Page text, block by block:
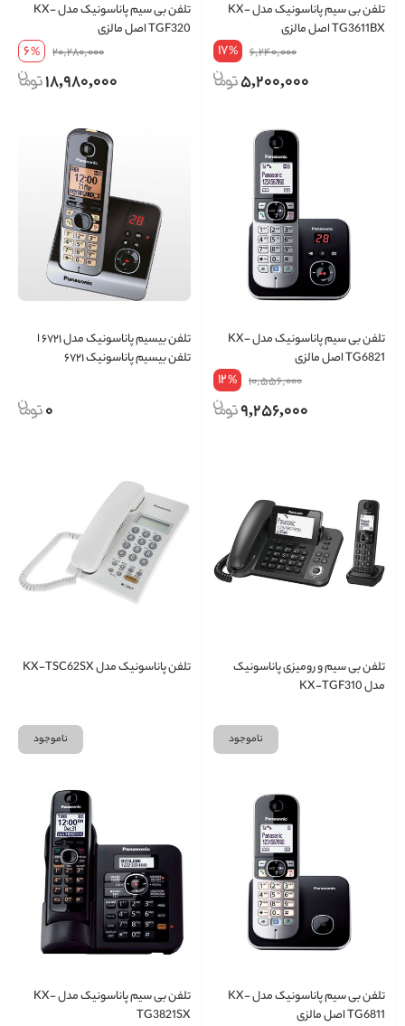
تلفن بی سیم پاناسونیک مدل KX-
TG3611BX اصل مالزی
6,240,000
17%
5,200,000
تلفن بی سیم پاناسونیک مدل KX-
TGF320 اصل مالزی
20,280,000
6%
18,980,000
تلفن بی سیم پاناسونیک مدل KX-
TG6821 اصل مالزی
10,556,000
12%
9,256,000
تلفن بیسیم پاناسونیک مدل ۶۷۲۱ ا
تلفن بیسیم پاناسونیک ۶۷۲۱
0
تلفن بی سیم و رومیزی پاناسونیک
مدل KX-TGF310
ناموجود
تلفن پاناسونیک مدل KX-TSC62SX
ناموجود
تلفن بی سیم پاناسونیک مدل KX-
TG6811 اصل مالزی
تلفن بی سیم پاناسونیک مدل KX-
TG3821SX